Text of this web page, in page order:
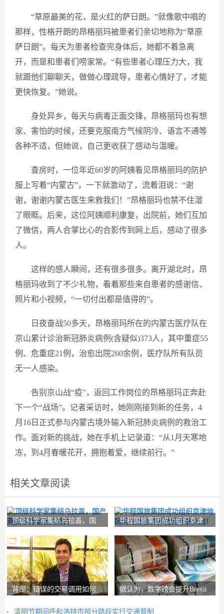
“草原最美的花，是火红的萨日朗。”就像歌中唱的
那样，性格开朗的昂格丽玛被患者们亲切地称为“草原
萨日朗”。每天为患者检查完身体后，她都不着急离
开，而是和患者们唠家常。“有些患者心理压力大，我
就跟他们聊聊天，做做心理疏导，患者心情好了，才能
更快恢复。”她说。
身处异乡，每天与病毒正面交锋，昂格丽玛也有想
家、害怕的时候，还要克服南方气候阴冷、语言不通等
各种不适，但她说，自己更收获了感动与温暖。
查房时，一位年近60岁的阿姨看见昂格丽玛的防护
服上写着“内蒙古”，一下就激动了，流着泪说：“谢
谢，谢谢内蒙古医生来救我们！”昂格丽玛也禁不住湿
了眼眶。后来，这位阿姨顺利康复，出院前，她们互加
了微信，两人合掌比心的合影传到网上后，感动了很多
人。
这样的感人瞬间，还有很多很多。离开湖北时，昂
格丽玛收到了不少礼物，看着那些来自患者的感谢信、
照片和小视频，“一切付出都是值得的”。
日夜奋战50多天，昂格丽玛所在的内蒙古医疗队在
京山累计诊治新冠肺炎病例(含疑似)373人，其中重症55
例、危重症21例，治愈出院260余例，医疗队所有队员
无一人感染。
告别京山战“疫”，返回工作岗位的昂格丽玛正奔赴
下一个“战场”。记者采访时，她刚刚接到新的任务，4
月16日正式参与内蒙古境外输入新冠肺炎病例的救治工
作。面对新的挑战，她在手机上记录道：“从1月天寒地
冻，到4月春暖花开，拥抱着爱，继续前行。”
相关文章阅读
顶级科学家集结乌拉盖，国
华程国旅集团成功组织京津
背部：错误的交易调用如何
据认为，数字镑会提升Brexit
清明节期间呼和浩特市部分路段实行交通管制